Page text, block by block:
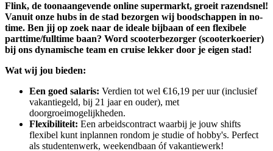
Flink, de toonaangevende online supermarkt, groeit razendsnel!
Vanuit onze hubs in de stad bezorgen wij boodschappen in no-
time. Ben jij op zoek naar de ideale bijbaan of een flexibele
parttime/fulltime baan? Word scooterbezorger (scooterkoerier)
bij ons dynamische team en cruise lekker door je eigen stad!
Wat wij jou bieden:
Een goed salaris: Verdien tot wel €16,19 per uur (inclusief
vakantiegeld, bij 21 jaar en ouder), met
doorgroeimogelijkheden.
Flexibiliteit: Een arbeidscontract waarbij je jouw shifts
flexibel kunt inplannen rondom je studie of hobby's. Perfect
als studentenwerk, weekendbaan óf vakantiewerk!